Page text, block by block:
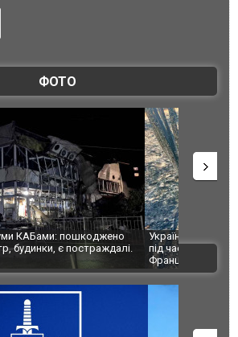
ФОТО
врятували козуленя
масштабної лісової пожежі у
СБУ за
Болгарії
ВІДЕО